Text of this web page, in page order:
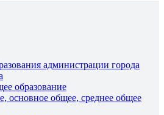
администрации города
образование
основное общее, среднее общее